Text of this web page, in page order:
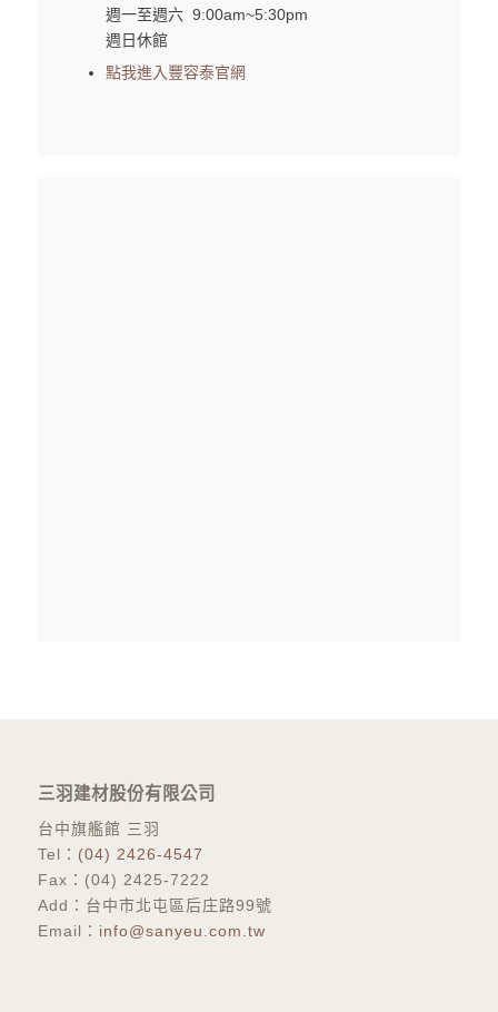
週一至週六 9:00am~5:30pm
週日休館
點我進入豐容泰官網
三羽建材股份有限公司
台中旗艦館 三羽
Tel： (04) 2426-4547
Fax：(04) 2425-7222
Add：台中市北屯區后庄路99號
Email： info@sanyeu.com.tw